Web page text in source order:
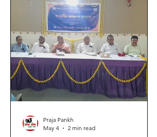
Praja Pankh
May 4
2 min read